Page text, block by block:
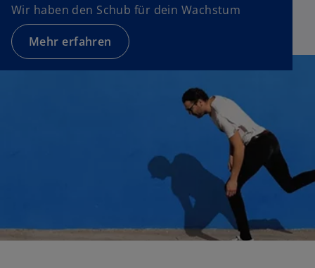
Wir haben den Schub für dein Wachstum
Mehr erfahren